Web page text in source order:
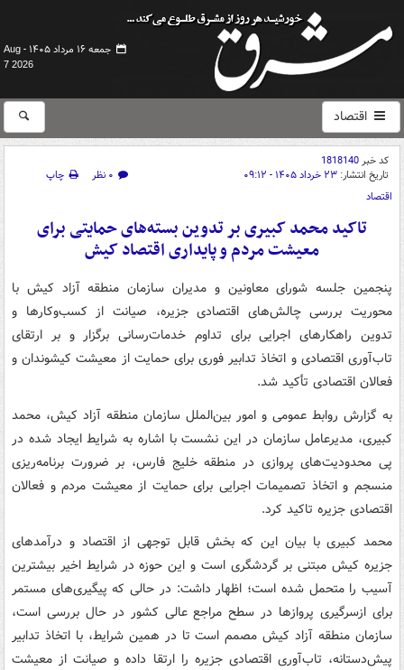
جمعه ۱۶ مرداد ۱۴۰۵ -
Aug
7 2026
اقتصاد
کد خبر1818140
تاریخ انتشار: ۲۳ خرداد ۱۴۰۵ - ۰۹:۱۲ ۰ نظر
چاپ
اقتصاد
تاکید محمد کبیری بر تدوین بسته‌های حمایتی برای
معیشت مردم و پایداری اقتصاد کیش
پنجمین جلسه شورای معاونین و مدیران سازمان منطقه آزاد کیش با
محوریت بررسی چالش‌های اقتصادی جزیره، صیانت از کسب‌وکارها و
تدوین راهکارهای اجرایی برای تداوم خدمات‌رسانی برگزار و بر ارتقای
تاب‌آوری اقتصادی و اتخاذ تدابیر فوری برای حمایت از معیشت کیشوندان و
فعالان اقتصادی تأکید شد.
به گزارش روابط عمومی و امور بین‌الملل سازمان منطقه آزاد کیش، محمد
کبیری، مدیرعامل سازمان در این نشست با اشاره به شرایط ایجاد شده در
پی محدودیت‌های پروازی در منطقه خلیج فارس، بر ضرورت برنامه‌ریزی
منسجم و اتخاذ تصمیمات اجرایی برای حمایت از معیشت مردم و فعالان
اقتصادی جزیره تاکید کرد.
محمد کبیری با بیان این که بخش قابل توجهی از اقتصاد و درآمدهای
جزیره کیش مبتنی بر گردشگری است و این حوزه در شرایط اخیر بیشترین
آسیب را متحمل شده است؛ اظهار داشت: در حالی که پیگیری‌های مستمر
برای ازسرگیری پروازها در سطح مراجع عالی کشور در حال بررسی است،
سازمان منطقه آزاد کیش مصمم است تا در همین شرایط، با اتخاذ تدابیر
پیش‌دستانه، تاب‌آوری اقتصادی جزیره را ارتقا داده و صیانت از معیشت